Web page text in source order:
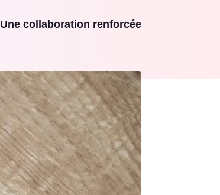
Une collaboration renforcée